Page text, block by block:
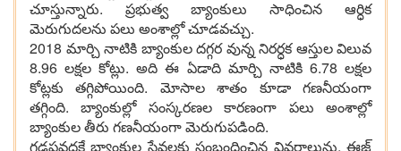
చూస్తున్నారు. ప్ర‌భుత్వ బ్యాంకులు సాధించిన ఆర్ధిక
మెరుగుద‌లను ప‌లు అంశాల్లో చూడ‌వ‌చ్చు.
2018 మార్చి నాటికి బ్యాంకుల ద‌గ్గ‌ర వున్న నిర‌ర్ధ‌క ఆస్తుల విలువ
8.96 ల‌క్ష‌ల కోట్లు. అది ఈ ఏడాది మార్చి నాటికి 6.78 ల‌క్ష‌ల
కోట్ల‌కు త‌గ్గిపోయింది. మోసాల శాతం కూడా గ‌ణ‌నీయంగా
త‌గ్గింది. బ్యాంకుల్లో సంస్క‌ర‌ణ‌ల కార‌ణంగా ప‌లు అంశాల్లో
బ్యాంకుల తీరు గ‌ణ‌నీయంగా మెరుగుప‌డింది.
గ‌డ‌ప‌వ‌ద్ద‌కే బ్యాంకుల సేవ‌ల‌కు సంబంధించిన వివ‌రాలును‌, ఈజ్